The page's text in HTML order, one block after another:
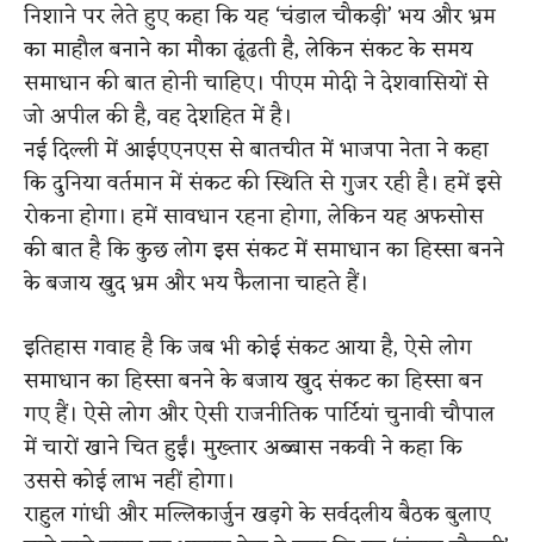
निशाने पर लेते हुए कहा कि यह ‘चंडाल चौकड़ी’ भय और भ्रम
का माहौल बनाने का मौका ढूंढती है, लेकिन संकट के समय
समाधान की बात होनी चाहिए। पीएम मोदी ने देशवासियों से
जो अपील की है, वह देशहित में है।
नई दिल्ली में आईएएनएस से बातचीत में भाजपा नेता ने कहा
कि दुनिया वर्तमान में संकट की स्थिति से गुजर रही है। हमें इसे
रोकना होगा। हमें सावधान रहना होगा, लेकिन यह अफसोस
की बात है कि कुछ लोग इस संकट में समाधान का हिस्सा बनने
के बजाय खुद भ्रम और भय फैलाना चाहते हैं।
इतिहास गवाह है कि जब भी कोई संकट आया है, ऐसे लोग
समाधान का हिस्सा बनने के बजाय खुद संकट का हिस्सा बन
गए हैं। ऐसे लोग और ऐसी राजनीतिक पार्टियां चुनावी चौपाल
में चारों खाने चित हुईं। मुख्तार अब्बास नकवी ने कहा कि
उससे कोई लाभ नहीं होगा।
राहुल गांधी और मल्लिकार्जुन खड़गे के सर्वदलीय बैठक बुलाए